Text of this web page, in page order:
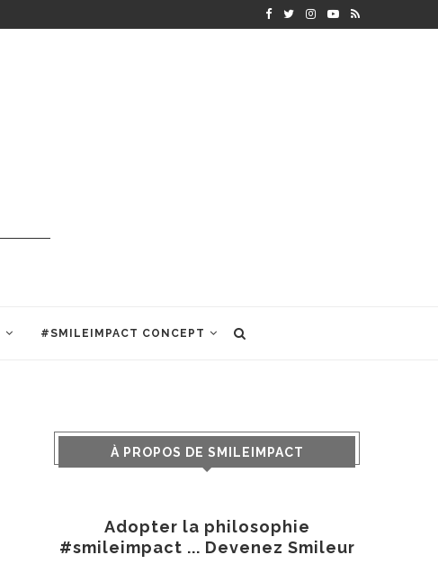
#SMILEIMPACT CONCEPT
À PROPOS DE SMILEIMPACT
Adopter la philosophie
#smileimpact ... Devenez Smileur